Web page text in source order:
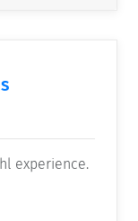
experience.